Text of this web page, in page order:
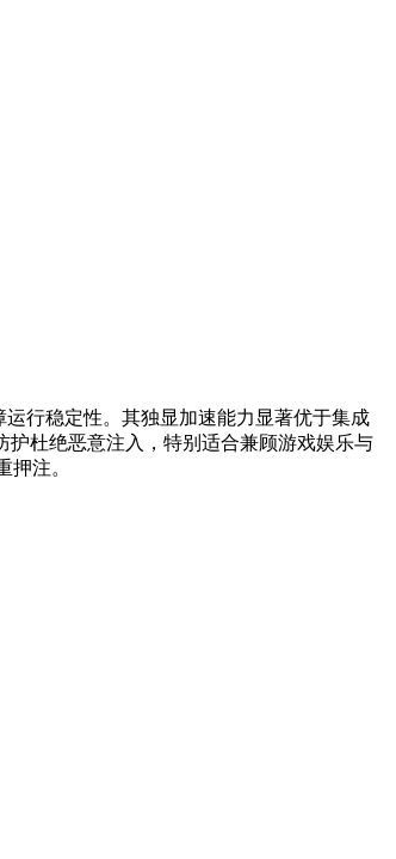
行稳定性。其独显加速能力显著优于集成
护杜绝恶意注入，特别适合兼顾游戏娱乐与
注。